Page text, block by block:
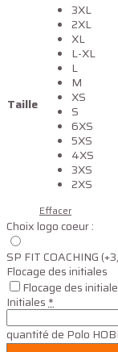
Taille
3XL
2XL
XL
L-XL
L
M
XS
S
6XS
5XS
4XS
3XS
2XS
Effacer
Choix logo coeur :
SP FIT COACHING
Flocage des initiales
Flocage des
Initiales*
quantité de Polo